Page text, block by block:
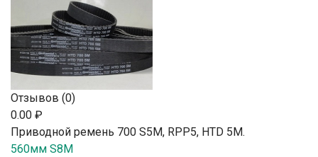
Отзывов (0)
0.00 ₽
Приводной ремень 700 S5M, RPP5, HTD 5М.
560мм S8M